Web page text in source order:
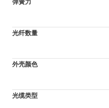
光纤数量
外壳颜色
光缆类型